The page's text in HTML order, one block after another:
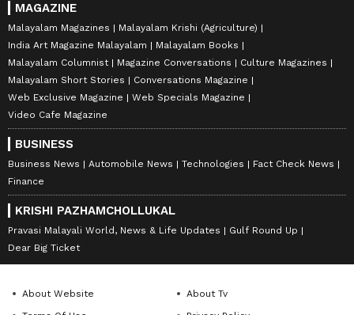
MAGAZINE
Malayalam Magazines
Malayalam Krishi (Agriculture)
India Art Magazine Malayalam
Malayalam Books
Malayalam Columnist
Magazine Conversations
Culture Magazines
Malayalam Short Stories
Conversations Magazine
Web Exclusive Magazine
Web Specials Magazine
Video Cafe Magazine
BUSINESS
Business News Automobile News Technologies
Fact Check News
Finance
KRISHI PAZHAMCHOLLUKAL
Pravasi Malayali World, News & Life Updates
Gulf Round Up
Dear Big Ticket
About Website
About Tv